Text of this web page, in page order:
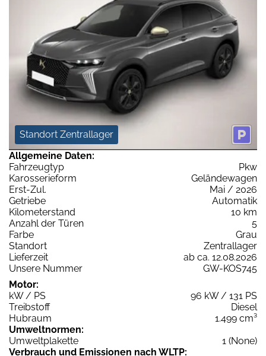
Standort Zentrallager
Allgemeine Daten:
Fahrzeugtyp
Pkw
Karosserieform
Geländewagen
Erst-Zul.
Mai / 2026
Getriebe
Automatik
Kilometerstand
10 km
Anzahl der Türen
5
Farbe
Grau
Standort
Zentrallager
Lieferzeit
ab ca. 12.08.2026
Unsere Nummer
GW-KOS745
Motor:
kW / PS
96 kW / 131 PS
Treibstoff
Diesel
Hubraum
1.499 cm³
Umweltnormen:
Umweltplakette
1 (None)
Verbrauch und Emissionen nach WLTP: